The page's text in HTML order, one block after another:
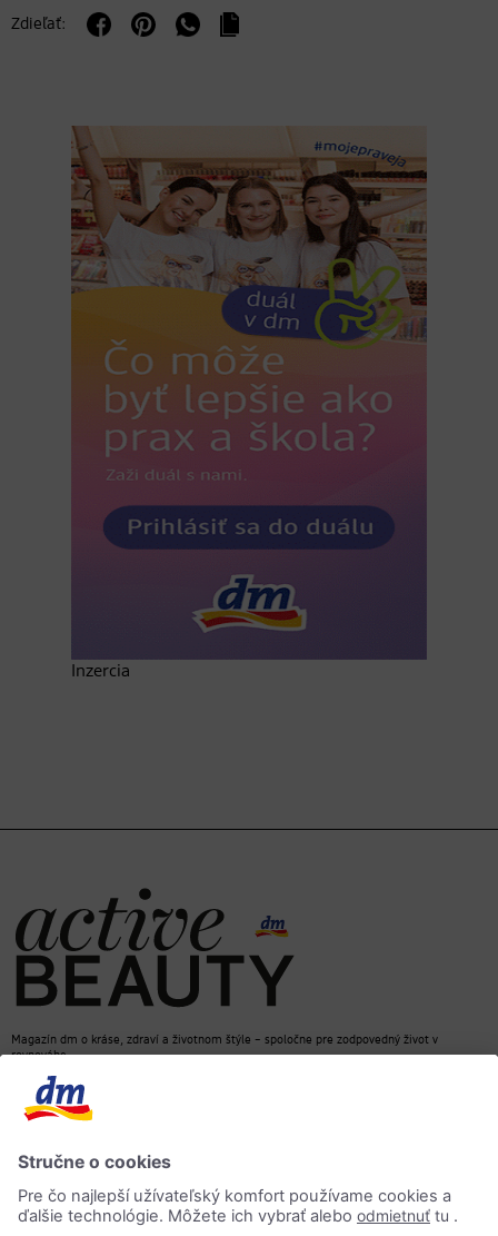
Zdieľať:
Inzercia
Magazín dm o kráse, zdraví a životnom štýle – spoločne pre zodpovedný život v
rovnováhe